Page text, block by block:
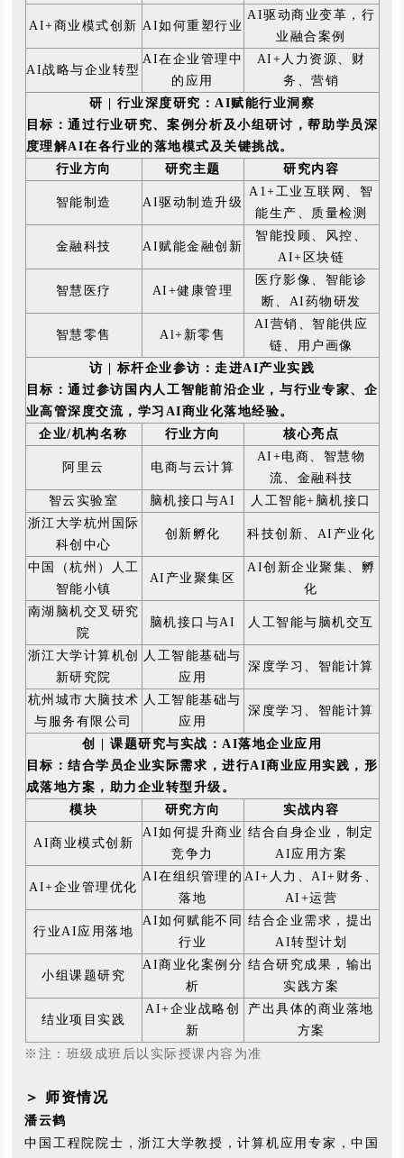
AI+商业模式创新 AI如何重塑行业
AI驱动商业变革，行
业融合案例
AI战略与企业转型
AI在企业管理中
的应用
AI+人力资源、财
务、营销
研 | 行业深度研究：AI赋能行业洞察
目标：通过行业研究、案例分析及小组研讨，帮助学员深
度理解AI在各行业的落地模式及关键挑战。
行业方向
研究主题 研究内容
智能制造 AI驱动制造升级
A1+工业互联网、智
能生产、质量检测
金融科技 AI赋能金融创新
智能投顾、风控、
AI+区块链
智慧医疗 AI+健康管理
医疗影像、智能诊
断、AI药物研发
智慧零售 Al+新零售
AI营销、智能供应
链、用户画像
访 | 标杆企业参访：走进AI产业实践
目标：通过参访国内人工智能前沿企业，与行业专家、企
业高管深度交流，学习AI商业化落地经验。
企业/机构名称
行业方向 核心亮点
阿里云 电商与云计算
AI+电商、智慧物
流、金融科技
智云实验室
脑机接口与AI
人工智能+脑机接口
浙江大学杭州国际
科创中心
创新孵化 科技创新、AI产业化
中国（杭州）人工
智能小镇
AI产业聚集区
AI创新企业聚集、孵
化
南湖脑机交叉研究
院
脑机接口与AI 人工智能与脑机交互
浙江大学计算机创
新研究院
人工智能基础与
应用
深度学习、智能计算
杭州城市大脑技术
与服务有限公司
人工智能基础与
应用
深度学习、智能计算
创 | 课题研究与实战：AI落地企业应用
目标：结合学员企业实际需求，进行AI商业应用实践，形
成落地方案，助力企业转型升级。
模块
研究方向 实战内容
AI商业模式创新
AI如何提升商业
竞争力
结合自身企业，制定
AI应用方案
AI+企业管理优化
AI在组织管理的
落地
AI+人力、AI+财务、
AI+运营
行业AI应用落地
AI如何赋能不同
行业
结合企业需求，提出
AI转型计划
小组课题研究
AI商业化案例分
析
结合研究成果，输出
实践方案
结业项目实践
AI+企业战略创
新
产出具体的商业落地
方案
※注：班级成班后以实际授课内容为准
＞ 师资情况
潘云鹤
中国工程院院士，浙江大学教授，计算机应用专家，中国